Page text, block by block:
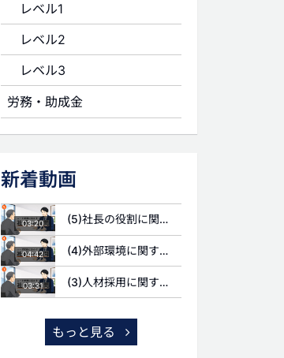
レベル1
レベル2
レベル3
労務・助成金
新着動画
03:20 (5)社長の役割に関する質問
04:42 (4)外部環境に関する質問
03:31 (3)人材採用に関する質問
もっと見る